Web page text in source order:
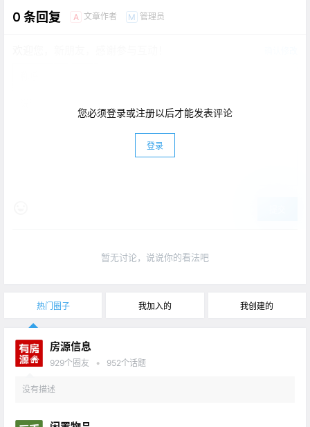
0 条回复 A 文章作者 M 管理员
您必须登录或注册以后才能发表评论
登录
暂无讨论，说说你的看法吧
热门圈子 我加入的 我创建的
房源信息
929个圈友 • 952个话题
没有描述